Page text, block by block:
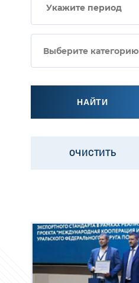
Выберите категорию
НАЙТИ